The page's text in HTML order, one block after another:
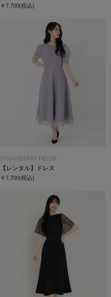
￥7,700(税込)
STRAWBERRY-FIELDS
【レンタル】ドレス
￥7,700(税込)